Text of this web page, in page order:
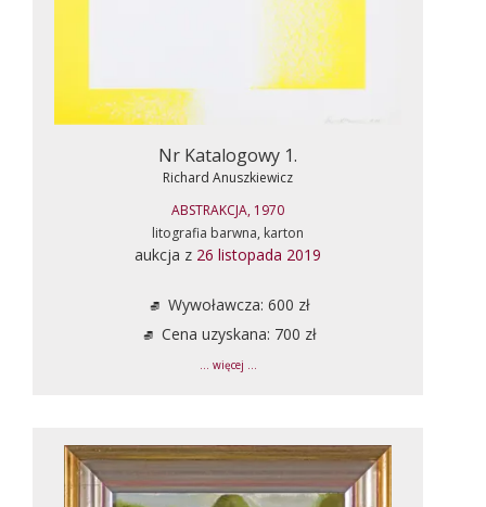
Nr Katalogowy 1.
Richard Anuszkiewicz
ABSTRAKCJA, 1970
litografia barwna, karton
aukcja z 26 listopada 2019
Wywoławcza: 600 zł
Cena uzyskana: 700 zł
... więcej ...